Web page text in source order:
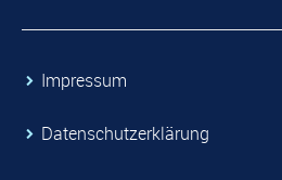
​Impressum
​Datenschutzerklärung